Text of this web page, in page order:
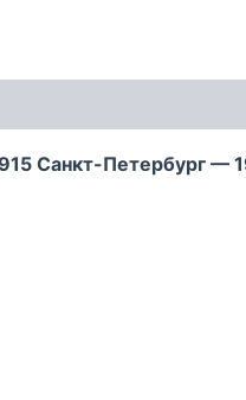
Санкт-Петербург —